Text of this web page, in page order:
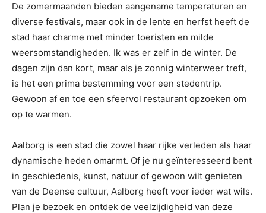
De zomermaanden bieden aangename temperaturen en
diverse festivals, maar ook in de lente en herfst heeft de
stad haar charme met minder toeristen en milde
weersomstandigheden. Ik was er zelf in de winter. De
dagen zijn dan kort, maar als je zonnig winterweer treft,
is het een prima bestemming voor een stedentrip.
Gewoon af en toe een sfeervol restaurant opzoeken om
op te warmen.
Aalborg is een stad die zowel haar rijke verleden als haar
dynamische heden omarmt. Of je nu geïnteresseerd bent
in geschiedenis, kunst, natuur of gewoon wilt genieten
van de Deense cultuur, Aalborg heeft voor ieder wat wils.
Plan je bezoek en ontdek de veelzijdigheid van deze